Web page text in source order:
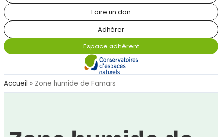
Faire un don
Adhérer
Espace adhérent
Accueil » Zone humide de Famars